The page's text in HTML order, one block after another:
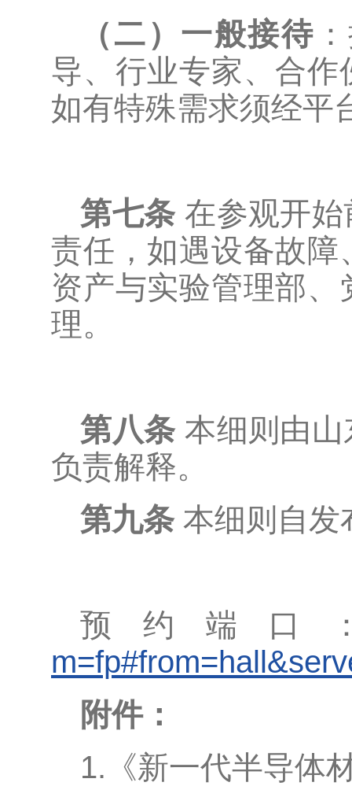
（二）一般接待
导、行业专家、合
如有特殊需求须经平
第七条在参观开
责任，如遇设备故
资产与实验管理部
理。
第八条本细则由
负责解释。
第九条本细则自发
预约端口
附件：
1.《新一代半导体